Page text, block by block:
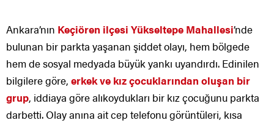
Ankara’nın Keçiören ilçesi Yükseltepe Mahallesi’nde
bulunan bir parkta yaşanan şiddet olayı, hem bölgede
hem de sosyal medyada büyük yankı uyandırdı. Edinilen
bilgilere göre, erkek ve kız çocuklarından oluşan bir
grup, iddiaya göre alıkoydukları bir kız çocuğunu parkta
darbetti. Olay anına ait cep telefonu görüntüleri, kısa